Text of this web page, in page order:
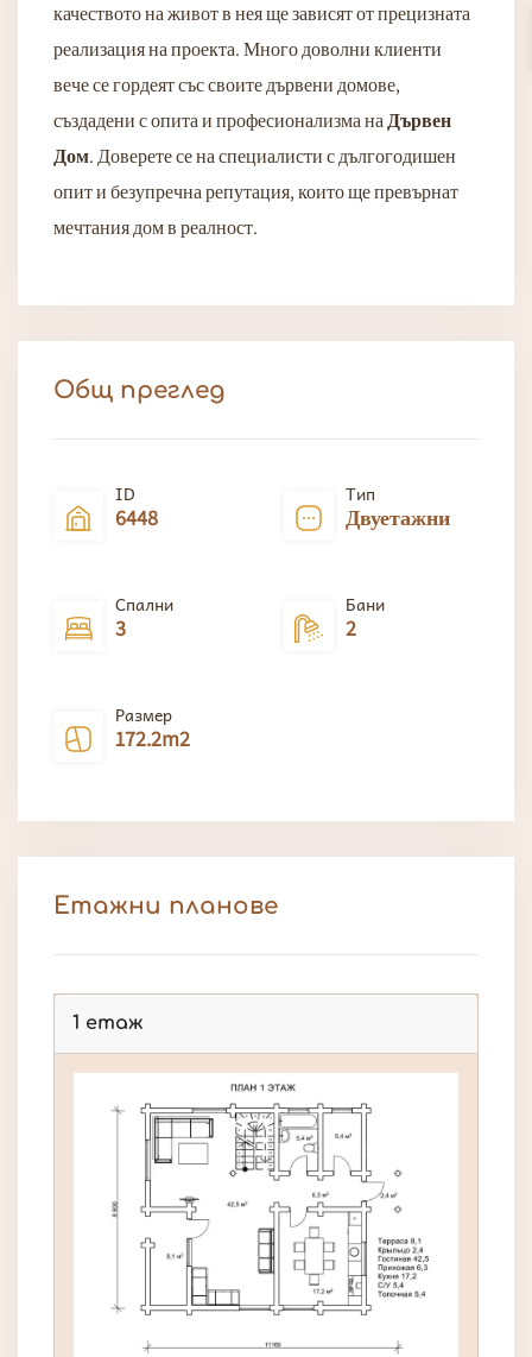
качеството на живот в нея ще зависят от прецизната
реализация на проекта. Много доволни клиенти
вече се гордеят със своите дървени домове,
създадени с опита и професионализма наДървен
Дом. Доверете се на специалисти с дългогодишен
опит и безупречна репутация, които ще превърнат
мечтания дом в реалност.
Общ преглед
ID
6448
Тип
Двуетажни
Спални
3
Бани
2
Размер
172.2m2
Етажни планове
1 етаж